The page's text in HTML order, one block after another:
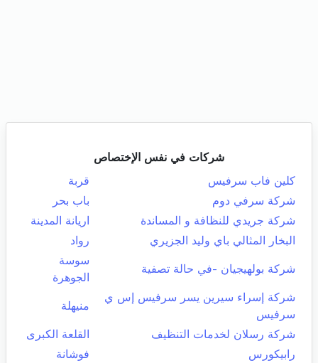
شركات في نفس الإختصاص
كلين فاب سرفيس
قربة
شركة سرفي دوم
باب بحر
شركة جريدي للنظافة و المساندة
اريانة المدينة
البخار المثالي باي وليد الجزيري
رواد
شركة بولهيجيان -في حالة تصفية
سوسة
الجوهرة
شركة إسراء سيرين يسر سرفيس إس ي
سرفيس
منيهلة
شركة رسلان لخدمات التنظيف
القلعة الكبرى
رابيكورس
فوشانة